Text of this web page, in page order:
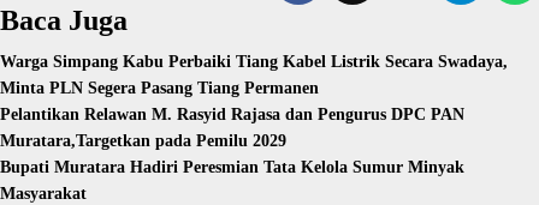
Baca Juga
Warga Simpang Kabu Perbaiki Tiang Kabel Listrik Secara Swadaya,
Minta PLN Segera Pasang Tiang Permanen
Pelantikan Relawan M. Rasyid Rajasa dan Pengurus DPC PAN
Muratara,Targetkan pada Pemilu 2029
Bupati Muratara Hadiri Peresmian Tata Kelola Sumur Minyak
Masyarakat